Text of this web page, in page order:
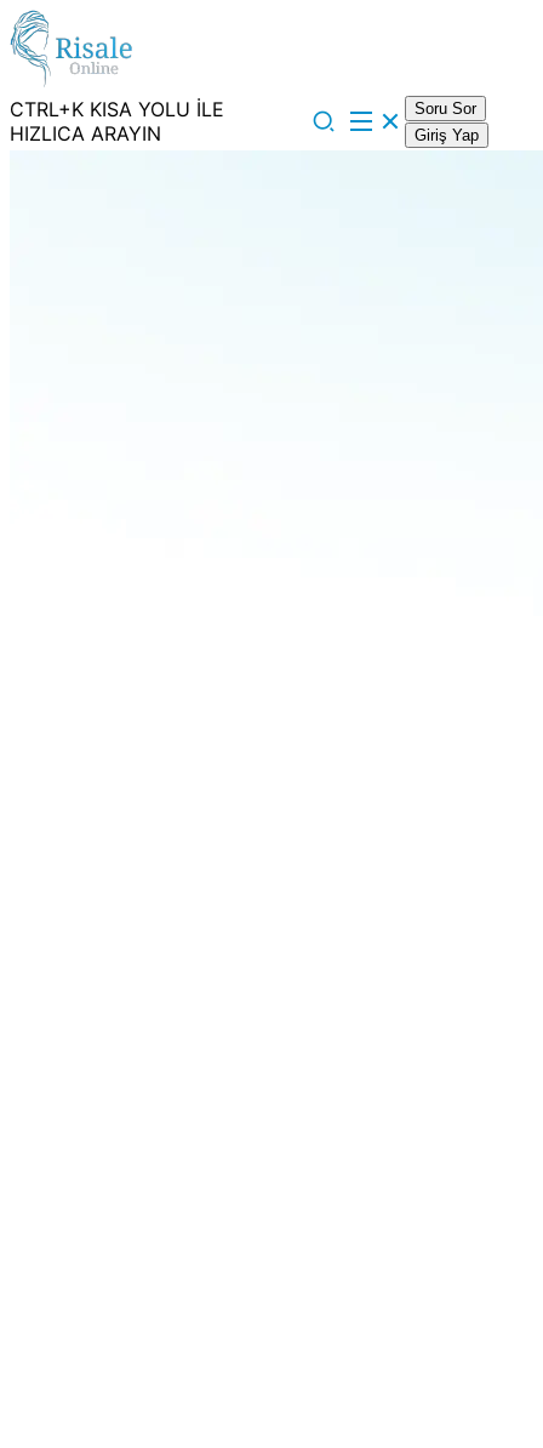
CTRL+K KISA YOLU İLE
HIZLICA ARAYIN
Soru Sor
Giriş Yap